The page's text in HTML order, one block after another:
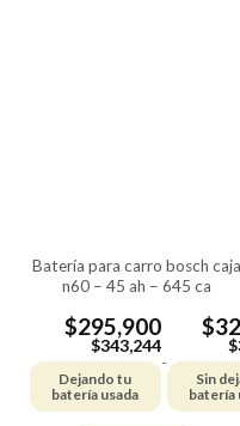
página
de
producto
batería para carro bosch caja
n60 – 45 ah – 645 ca
$295,900
$343,244
Dejando tu
batería usada
-
$
$
Sin
batería